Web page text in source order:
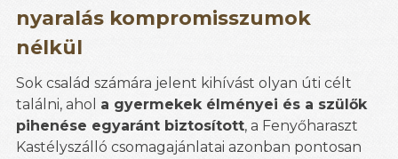
nyaralás kompromisszumok
nélkül
Sok család számára jelent kihívást olyan úti célt
találni, ahol a gyermekek élményei és a szülők
pihenése egyaránt biztosított, a Fenyőharaszt
Kastélyszálló csomagajánlatai azonban pontosan